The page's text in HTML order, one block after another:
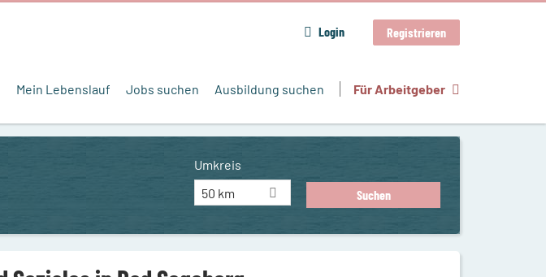
Login Registrieren
Mein Lebenslauf Jobs suchen Ausbildung suchen Für Arbeitgeber
Umkreis
50 km